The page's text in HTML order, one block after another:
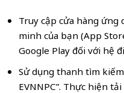
Truy cập cửa hàng
minh của bạn (App
Google Play đối với hệ
Sử dụng thanh tìm
EVNNPC”. Thực hiện